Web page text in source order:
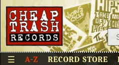
☰ A-Z RECORD STORE